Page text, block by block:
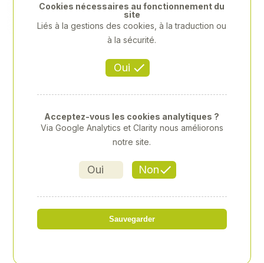
STIHL - KOA20,0 PACK
Référence : 00066873
soit 138,00 € TTC
Le compresseur a batterie KOA 20 de STIHL est un
Oui
Cookies nécessaires au fonctionnement du
site
Liés à la gestions des cookies, à la traduction ou
à la sécurité.
Oui Non
Acceptez-vous les cookies analytiques ?
Via Google Analytics et Clarity nous améliorons
notre site.
Sauvegarder